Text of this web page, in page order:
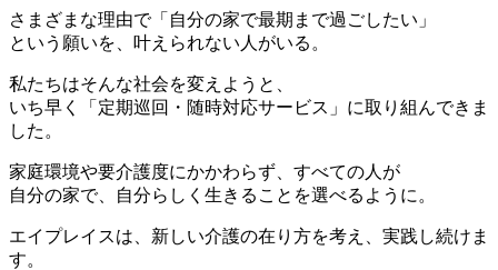
さまざまな理由で「自分の家で最期まで過ごしたい」
という願いを、叶えられない人がいる。
私たちはそんな社会を変えようと、
いち早く
「定期巡回・随時対応サービス」 に取り組んできま
した。
家庭環境や要介護度にかかわらず、すべての人が
自分の家で、自分らしく生きることを選べるように。
エイプレイスは、 新しい介護の在り方を考え、実践し続けま
す。